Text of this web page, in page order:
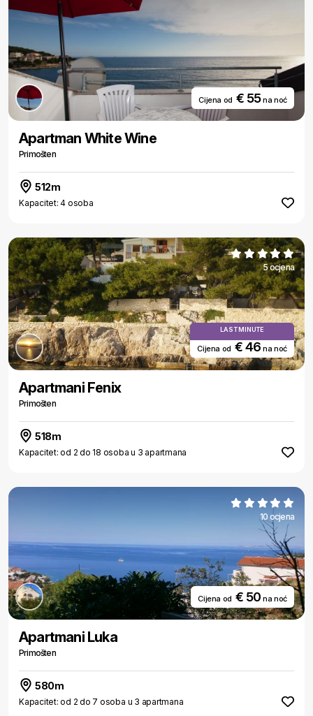
Cijena od € 55na noć
Apartman White Wine
Primošten
512m
Kapacitet: 4 osoba
5 ocjena
LAST MINUTE
Cijena od € 46na noć
Apartmani Fenix
Primošten
518m
Kapacitet: od 2 do 18 osoba u 3 apartmana
10 ocjena
Cijena od € 50na noć
Apartmani Luka
Primošten
580m
Kapacitet: od 2 do 7 osoba u 3 apartmana